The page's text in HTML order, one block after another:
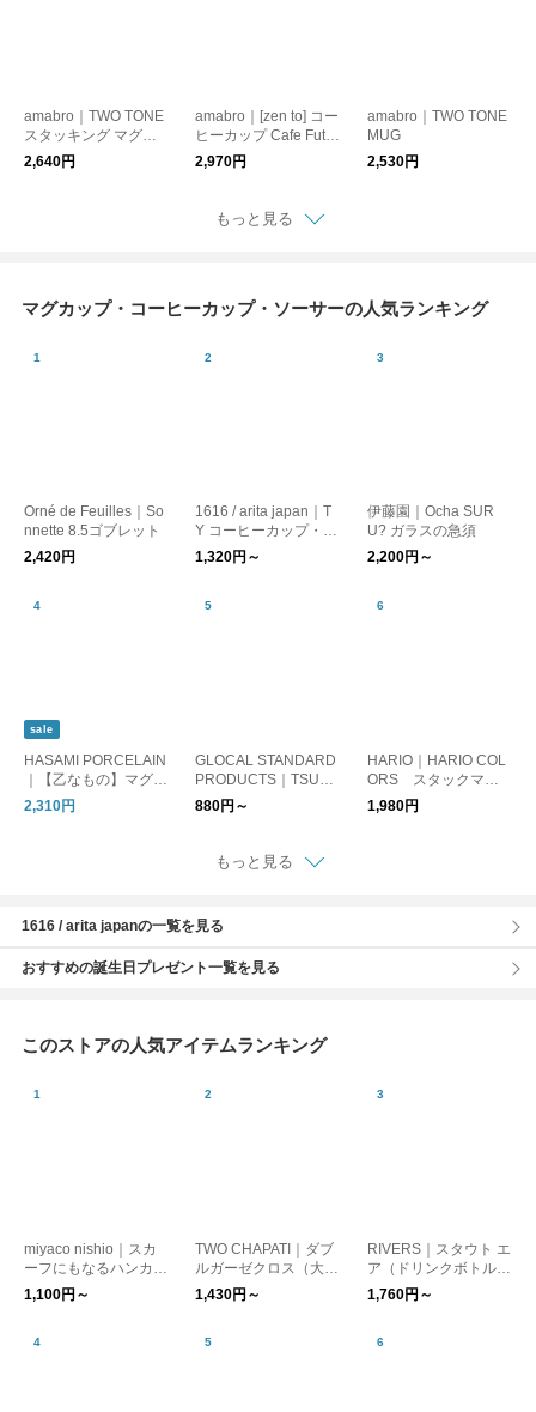
amabro｜TWO TONE
スタッキング マグ
【ガラス製マグカッ
プ・コーヒーカップ】
2,640円
amabro｜[zen to] コー
ヒーカップ Cafe Futa
e 森 崇顕【プレゼン
ト】【マグカップ】
2,970円
amabro｜TWO TONE
MUG
2,530円
もっと見る
マグカップ・コーヒーカップ・ソーサーの人気ランキング
Orné de Feuilles｜So
nnette 8.5ゴブレット
2,420円
1616 / arita japan｜T
Y コーヒーカップ・マ
グ 【ギフトにおすす
め】【父の日】【コー
1,320円～
伊藤園｜Ocha SUR
U? ガラスの急須
2,200円～
sale
HASAMI PORCELAIN
｜【乙なもの】マグカ
ップ Mサイズ
2,310円
GLOCAL STANDARD
PRODUCTS｜TSUBA
ME Stacking cup
880円～
HARIO｜HARIO COL
ORS スタックマグ
カップ
1,980円
もっと見る
1616 / arita japanの一覧を見る
おすすめの誕生日プレゼント一覧を見る
このストアの人気アイテムランキング
miyaco nishio｜スカ
ーフにもなるハンカチ
【日焼け対策】【はん
かち】【プレゼント】
1,100円～
TWO CHAPATI｜ダブ
ルガーゼクロス（大判
ハンカチ）【プレゼン
ト】【バレンタイン】
1,430円～
RIVERS｜スタウト エ
ア（ドリンクボトル）
【ウォーターボトル・
水筒】【登山・キャン
1,760円～